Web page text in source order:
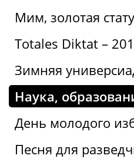
Мим, золотая
Totales Diktat –
Зимняя
Наука,
День молодого
Песня для